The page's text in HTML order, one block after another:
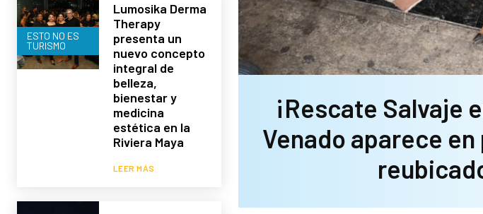
ESTO NO ES
TURISMO
Lumosika Derma
Therapy
presenta un
nuevo concepto
integral de
belleza,
bienestar y
medicina
estética en la
Riviera Maya
LEER MÁS
¡Rescate Salvaje
Venado aparece